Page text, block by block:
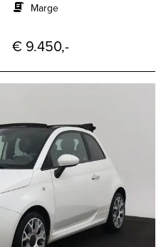
Marge
€ 9.450,-